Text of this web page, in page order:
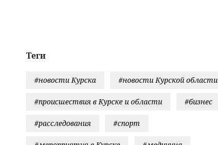
Теги
#новости Курска #новости Курской области
#происшествия в Курске и области #бизнес
#расследования #спорт